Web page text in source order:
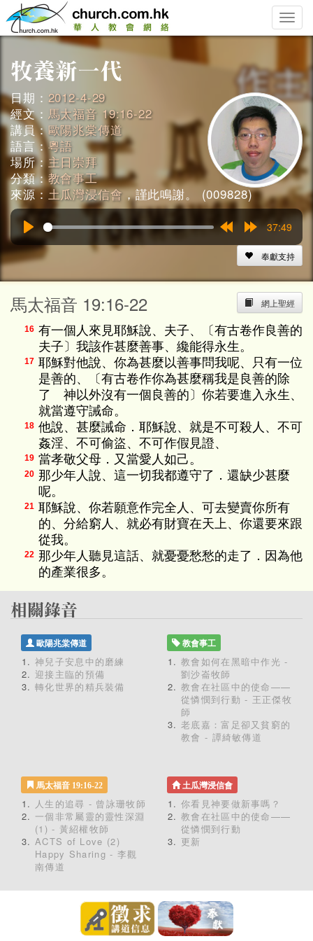
Toggle
日期： 2012-4-29
經文： 馬太福音 19:16-22
講員：歐陽兆棠傳道
語言：粵語
場所： 主日崇拜
分類：教會事工
來源：土瓜灣浸信會，謹此鳴謝。 (009828)
Play
15s
37:49
奉獻支持
網上聖經
馬太福音 19:16-22
16 有一個人來見耶穌說、夫子、〔有古卷作良善的
夫子〕我該作甚麼善事、纔能得永生。
17 耶穌對他說、你為甚麼以善事問我呢、只有一位
是善的、〔有古卷作你為甚麼稱我是良善的除
了 神以外沒有一個良善的〕你若要進入永生、
就當遵守誡命。
18 他說、甚麼誡命．耶穌說、就是不可殺人、不可
姦淫、不可偷盜、不可作假見證、
19 當孝敬父母．又當愛人如己。
20 那少年人說、這一切我都遵守了．還缺少甚麼
呢。
21 耶穌說、你若願意作完全人、可去變賣你所有
的、分給窮人、就必有財寶在天上、你還要來跟
從我。
22 那少年人聽見這話、就憂憂愁愁的走了．因為他
的產業很多。
歐陽兆棠傳道
神兒子安息中的磨練
迎接主臨的預備
轉化世界的精兵裝備
教會事工
教會如何在黑暗中作光 -
劉沙崙牧師
教會在社區中的使命——
從憐憫到行動 - 王正傑牧
師
老底嘉：富足卻又貧窮的
教會 - 譚綺敏傳道
馬太福音 19:16-22
人生的追尋 - 曾詠珊牧師
一個非常屬靈的靈性深淵
(1) - 黃紹權牧師
ACTS of Love (2)
Happy Sharing - 李觀
南傳道
土瓜灣浸信會
你看見神要做新事嗎？
教會在社區中的使命——
從憐憫到行動
更新